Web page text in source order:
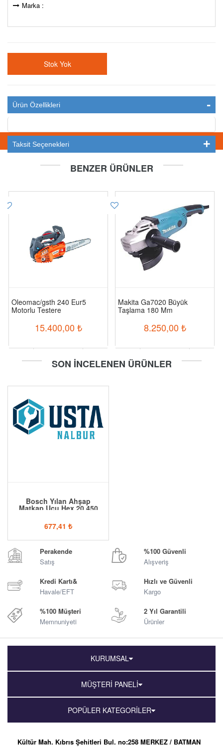
Marka :
Stok Yok
Ürün Özellikleri
Taksit Seçenekleri
BENZER ÜRÜNLER
Oleomac/gsth 240 Eur5
Motorlu Testere
15.400,00 ₺
Makita Ga7020 Büyük
Taşlama 180 Mm
8.250,00 ₺
SON İNCELENEN ÜRÜNLER
Bosch Yılan Ahşap
Matkap Ucu Hex 20 450
677,41 ₺
Perakende
Satış
%100 Güvenli
Alışveriş
Kredi Kartı&
Havale/EFT
Hızlı ve Güvenli
Kargo
%100 Müşteri
Memnuniyeti
2 Yıl Garantili
Ürünler
KURUMSAL
MÜŞTERİ PANELİ
POPÜLER KATEGORİLER
Kültür Mah. Kıbrıs Şehitleri Bul. no:258 MERKEZ / BATMAN